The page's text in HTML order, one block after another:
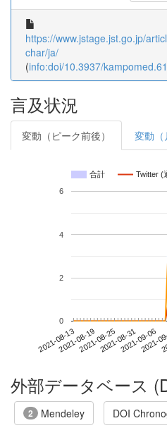
https://www.jstage.jst.go.jp/
char/ja/
(info:doi/10.3937/
言及状況
変動（ピーク前後） 変動（
合計 Twitter (
2021-08-132021-08-192021-08-252021-08-312021-09-06
2021-
0
2
4
6
外部データベース
2 Mendeley DOI